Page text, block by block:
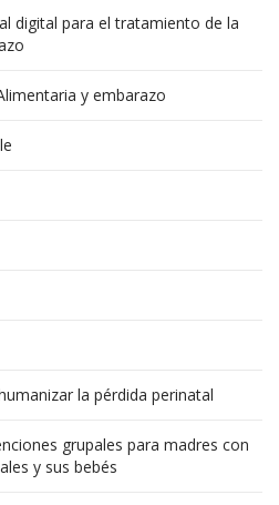
digital para el tratamiento de la
y embarazo
la pérdida perinatal
grupales para madres con
y sus bebés